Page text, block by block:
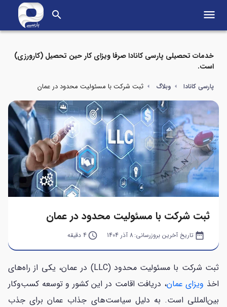
search menu
خدمات تحصیلی پارسی کانادا صرفا ویزای کار حین تحصیل (کارورزی)
است.
پارسی کانادا وبلاگ ثبت شرکت با مسئولیت محدود در عمان
ثبت شرکت با مسئولیت محدود در عمان
date_range تاریخ آخرین بروزرسانی:8 آذر 1404 query_builder4 دقیقه
ثبت شرکت با مسئولیت محدود (LLC) در عمان، یکی از راه‌های
اخذ ویزای عمان، دریافت اقامت در این کشور و توسعه کسب‌وکار
بین‌المللی است. به دلیل سیاست‌های جذاب عمان برای جذب